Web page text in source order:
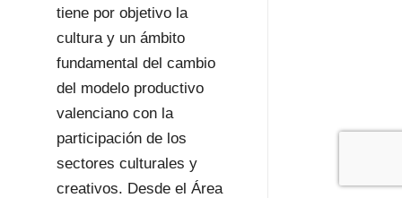
tiene por objetivo la
cultura y un ámbito
fundamental del cambio
del modelo productivo
valenciano con la
participación de los
sectores culturales y
creativos. Desde el Área